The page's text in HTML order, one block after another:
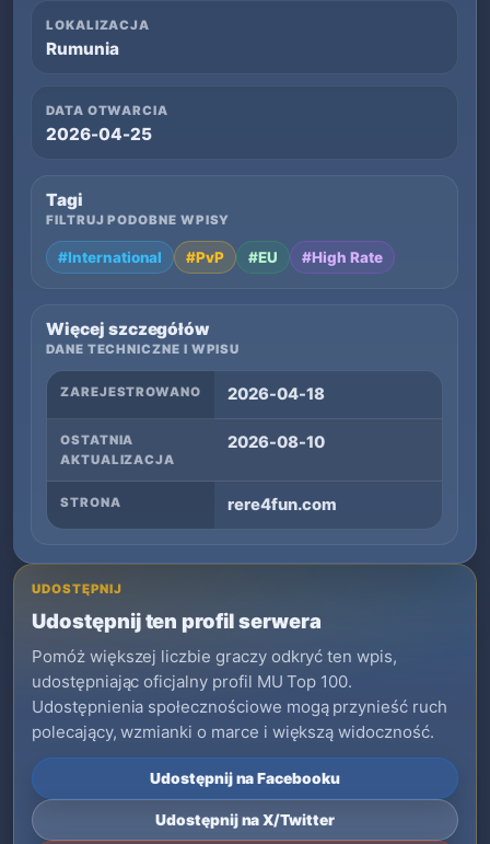
LOKALIZACJA
Rumunia
DATA OTWARCIA
2026-04-25
Tagi
FILTRUJ PODOBNE WPISY
#International #PvP #EU #High Rate
Więcej szczegółów
DANE TECHNICZNE I WPISU
ZAREJESTROWANO 2026-04-18
OSTATNIA
AKTUALIZACJA
2026-08-10
STRONA rere4fun.com
UDOSTĘPNIJ
Udostępnij ten profil serwera
Pomóż większej liczbie graczy odkryć ten wpis,
udostępniając oficjalny profil MU Top 100.
Udostępnienia społecznościowe mogą przynieść ruch
polecający, wzmianki o marce i większą widoczność.
Udostępnij na Facebooku
Udostępnij na X/Twitter